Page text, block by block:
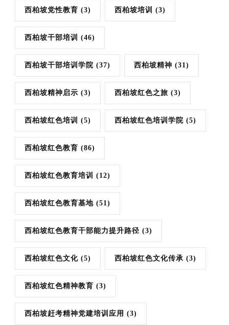
西柏坡党性教育 (3) 西柏坡培训 (3)
西柏坡干部培训 (46)
西柏坡干部培训学院 (37) 西柏坡精神 (31)
西柏坡精神启示 (3) 西柏坡红色之旅 (3)
西柏坡红色培训 (5) 西柏坡红色培训学院 (5)
西柏坡红色教育 (86)
西柏坡红色教育培训 (12)
西柏坡红色教育基地 (51)
西柏坡红色教育干部能力提升路径 (3)
西柏坡红色文化 (5) 西柏坡红色文化传承 (3)
西柏坡红色精神教育 (3)
西柏坡赶考精神党建培训应用 (3)